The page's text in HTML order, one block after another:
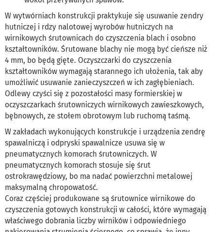
W wytwórniach konstrukcji praktykuje się usuwanie zendry
hutniczej i rdzy nalotowej wyrobów hutniczych na
wirnikowych śrutownicach do czyszczenia blach i osobno
kształtowników. Śrutowane blachy nie mogą być cieńsze niż
4 mm, bo będą gięte. Oczyszczarki do czyszczenia
kształtowników wymagają starannego ich ułożenia, tak aby
umożliwić usuwanie zanieczyszczeń w ich zagłębieniach.
Odlewy czyści się z pozostałości masy formierskiej w
oczyszczarkach śrutowniczych wirnikowych zawieszkowych,
bębnowych, ze stołem obrotowym lub ruchomą taśmą.
W zakładach wykonujących konstrukcje i urządzenia zendrę
spawalniczą i odpryski spawalnicze usuwa się w
pneumatycznych komorach śrutowniczych. W
pneumatycznych komorach stosuje się śrut
ostrokrawędziowy, bo ma nadać powierzchni metalowej
maksymalną chropowatość.
Coraz częściej produkowane są śrutownice wirnikowe do
czyszczenia gotowych konstrukcji w całości, które wymagają
właściwego dobrania liczby wirników i odpowiedniego